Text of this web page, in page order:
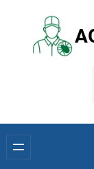
konten